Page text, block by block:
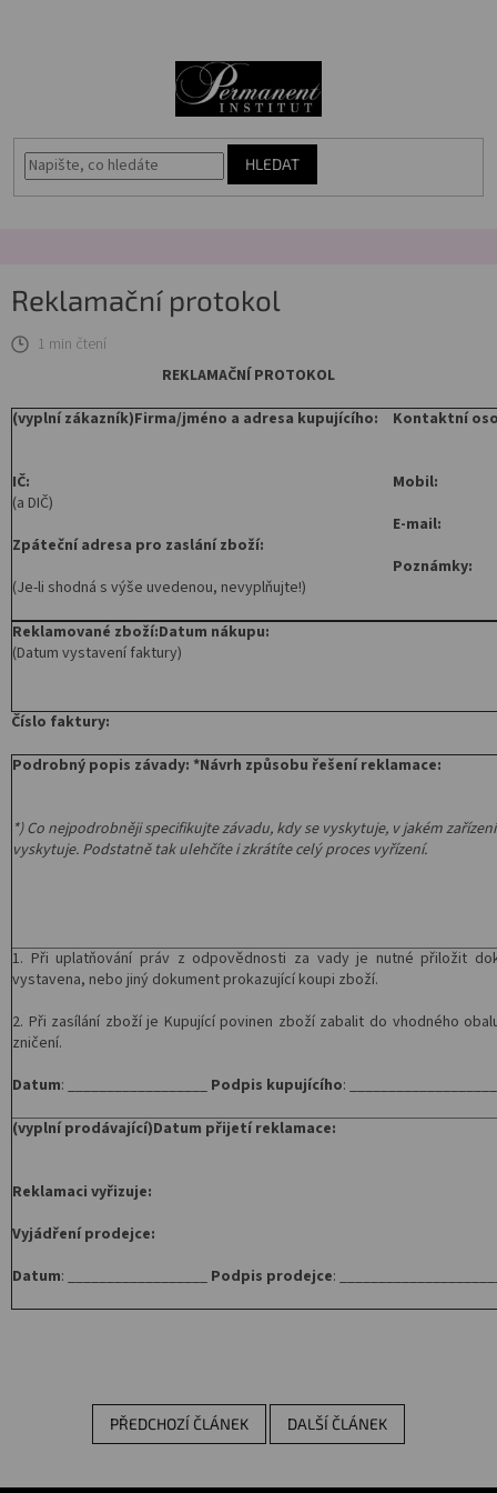
HLEDAT
Permanentní
makeup
Péče
o
Masterbook
Kurzy
Salony
Reklamační protokol
1 min čtení
REKLAMAČNÍ PROTOKOL
(vyplní zákazník)Firma/jméno a adresa kupujícího:
IČ:
(a DIČ)
Zpáteční adresa pro zaslání zboží:
(Je-li shodná s výše uvedenou, nevyplňujte!)
Kontaktní
Mobil:
E-mail:
Poznámky:
Reklamované zboží:Datum nákupu:
(Datum vystavení faktury)
Číslo faktury:
Podrobný popis závady: *Návrh způsobu řešení reklamace:
*) Co nejpodrobněji specifikujte závadu, kdy se vyskytuje, v jakém
vyskytuje. Podstatně tak ulehčíte i zkrátíte celý proces vyřízení.
1. Při uplatňování práv z odpovědnosti za vady je nutné přiložit
vystavena, nebo jiný dokument prokazující koupi zboží.
2. Při zasílání zboží je Kupující povinen zboží zabalit do vhodného
zničení.
Datum: __________________ Podpis kupujícího:
(vyplní prodávající)Datum přijetí reklamace:
Reklamaci vyřizuje:
Vyjádření prodejce:
Datum: __________________ Podpis prodejce:
PŘEDCHOZÍ ČLÁNEK DALŠÍ ČLÁNEK